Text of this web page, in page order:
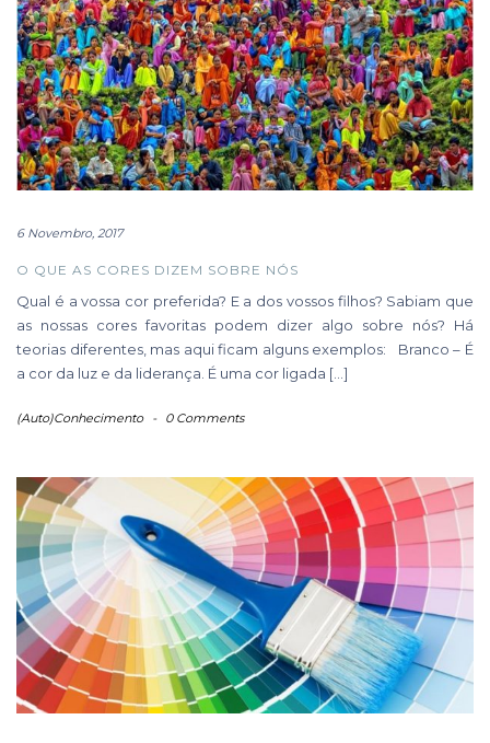
6 Novembro, 2017
O QUE AS CORES DIZEM SOBRE NÓS
Qual é a vossa cor preferida? E a dos vossos filhos? Sabiam que
as nossas cores favoritas podem dizer algo sobre nós? Há
teorias diferentes, mas aqui ficam alguns exemplos: Branco – É
a cor da luz e da liderança. É uma cor ligada […]
(Auto)Conhecimento - 0 Comments